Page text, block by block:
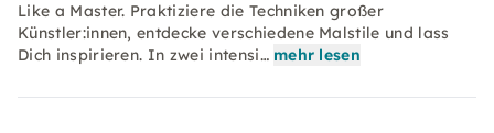
Like a Master. Praktiziere die Techniken großer
Künstler:innen, entdecke verschiedene Malstile und lass
Dich inspirieren. In zwei intensi… mehr lesen